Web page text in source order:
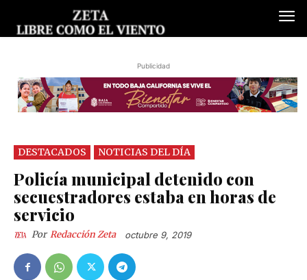
Publicidad
DESTACADOS NOTICIAS DEL DÍA
Policía municipal detenido con
secuestradores estaba en horas de
servicio
Por Redacción Zeta octubre 9, 2019